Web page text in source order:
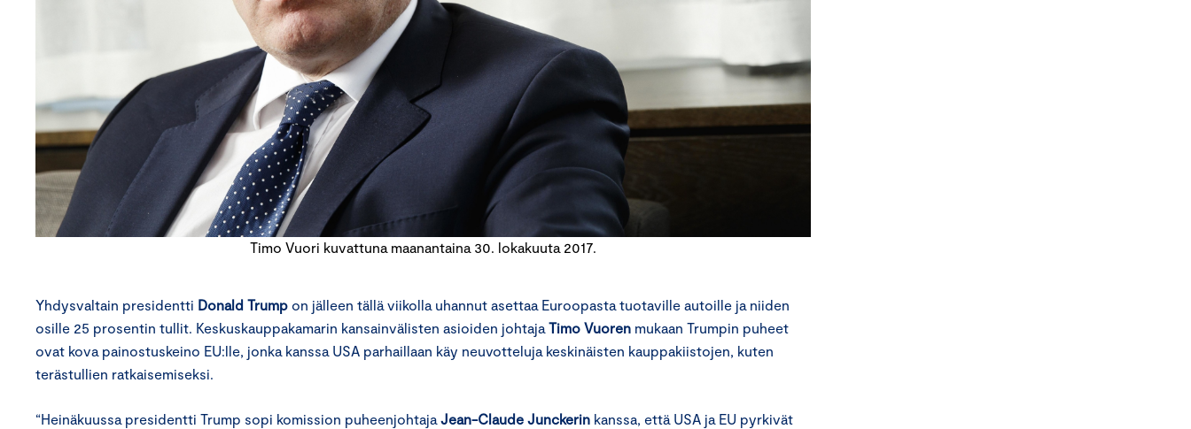
Timo Vuori kuvattuna maanantaina 30. lokakuuta 2017.
Yhdysvaltain presidentti Donald Trump on jälleen tällä viikolla uhannut asettaa Euroopasta tuotaville autoille ja niiden
osille 25 prosentin tullit. Keskuskauppakamarin kansainvälisten asioiden johtaja Timo Vuoren mukaan Trumpin puheet
ovat kova painostuskeino EU:lle, jonka kanssa USA parhaillaan käy neuvotteluja keskinäisten kauppakiistojen, kuten
terästullien ratkaisemiseksi.
“Heinäkuussa presidentti Trump sopi komission puheenjohtaja Jean-Claude Junckerin kanssa, että USA ja EU pyrkivät